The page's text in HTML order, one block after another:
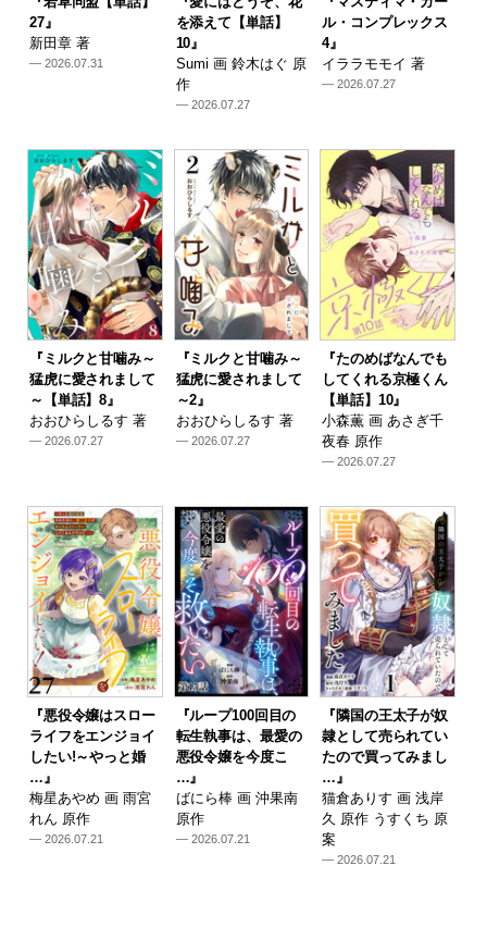
27』
新田章 著
— 2026.07.31
を添えて【単話】
10』
Sumi 画 鈴木はぐ 原
作
— 2026.07.27
ル・コンプレックス
4』
イララモモイ 著
— 2026.07.27
『ミルクと甘噛み～
猛虎に愛されまして
～【単話】8』
おおひらしるす 著
— 2026.07.27
『ミルクと甘噛み～
猛虎に愛されまして
～2』
おおひらしるす 著
— 2026.07.27
『たのめばなんでも
してくれる京極くん
【単話】10』
小森薫 画 あさぎ千
夜春 原作
— 2026.07.27
『悪役令嬢はスロー
ライフをエンジョイ
したい!～やっと婚
…』
梅星あやめ 画 雨宮
れん 原作
— 2026.07.21
『ループ100回目の
転生執事は、最愛の
悪役令嬢を今度こ
…』
ばにら棒 画 沖果南
原作
— 2026.07.21
『隣国の王太子が奴
隷として売られてい
たので買ってみまし
…』
猫倉ありす 画 浅岸
久 原作 うすくち 原
案
— 2026.07.21